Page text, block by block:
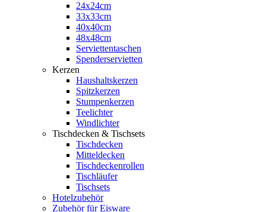
24x24cm
33x33cm
40x40cm
48x48cm
Serviettentaschen
Spenderservietten
Kerzen
Haushaltskerzen
Spitzkerzen
Stumpenkerzen
Teelichter
Windlichter
Tischdecken & Tischsets
Tischdecken
Mitteldecken
Tischdeckenrollen
Tischläufer
Tischsets
Hotelzubehör
Zubehör für Eisware